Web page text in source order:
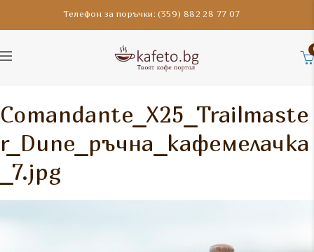
Телефон за поръчки: (359) 882 28 77 07
Comandante_X25_Trailmaste
r_Dune_ръчна_кафемелачка
_7.jpg